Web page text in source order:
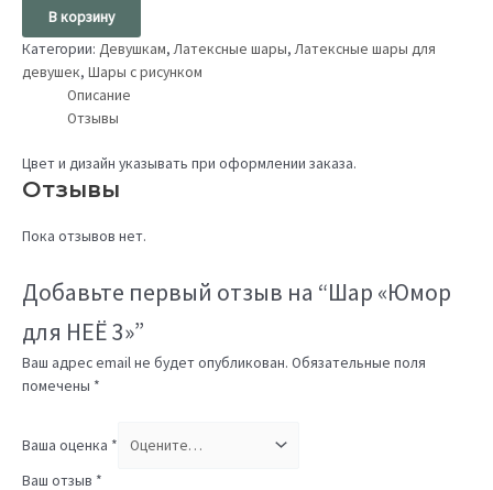
В корзину
Категории: Девушкам,Латексные шары,Латексные шары для
девушек, Шары с рисунком
Описание
Отзывы
Цвет и дизайн указывать при оформлении заказа.
Отзывы
Пока отзывов нет.
Добавьте первый отзыв на “Шар «Юмор
для НЕЁ 3»”
Ваш адрес email не будет опубликован. Обязательные поля
помечены *
Ваша оценка *
Ваш отзыв *